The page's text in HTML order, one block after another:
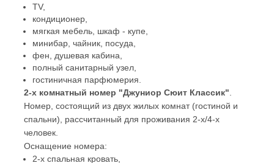
TV,
кондиционер,
мягкая мебель, шкаф - купе,
минибар, чайник, посуда,
фен, душевая кабина,
полный санитарный узел,
гостиничная парфюмерия.
2-х комнатный номер "Джуниор Сюит Классик"
Номер, состоящий из двух жилых комнат (гостиной и
спальни), рассчитанный для проживания 2-х/4-х
человек.
Оснащение номера:
2-х спальная кровать,